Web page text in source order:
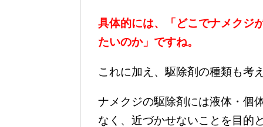
具体的には、「どこでナメクジ
たいのか」ですね。
これに加え、駆除剤の種類も考
ナメクジの駆除剤には液体・個
なく、近づかせないことを目的